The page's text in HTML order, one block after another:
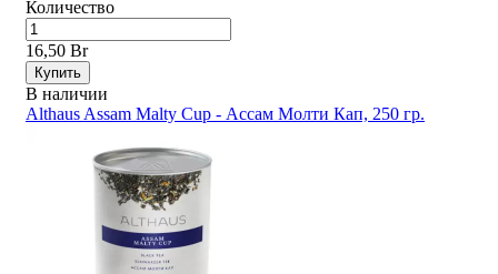
Количество
16,50 Br
Купить
В наличии
Althaus Assam Malty Cup - Ассам Молти Кап, 250 гр.